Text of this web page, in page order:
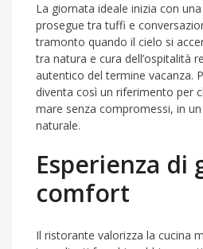
La giornata ideale inizia con
prosegue tra tuffi e
tramonto quando il cielo si
tra natura e cura dell’ospitalità
autentico del termine vacanza.
diventa così un riferimento per
mare senza compromessi, in
naturale.
Esperienza di
comfort
Il ristorante valorizza la cucina